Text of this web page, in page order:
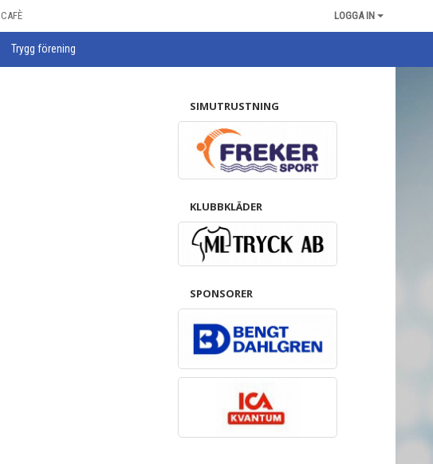
CAFÈ LOGGA IN
Trygg förening
SIMUTRUSTNING
KLUBBKLÄDER
SPONSORER